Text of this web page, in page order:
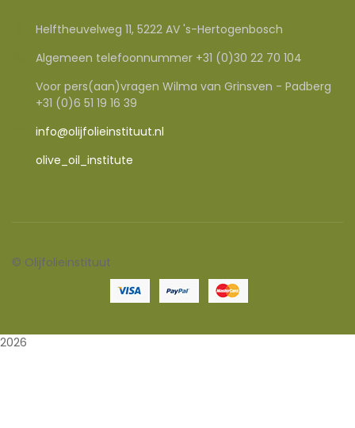
Helftheuvelweg 11, 5222 AV 's-Hertogenbosch
Algemeen telefoonnummer +31 (0)30 22 70 104
Voor pers(aan)vragen Wilma van Grinsven - Padberg
+31 (0)6 51 19 16 39
info@olijfolieinstituut.nl
olive_oil_institute
© Olijfolieinstituut
2026